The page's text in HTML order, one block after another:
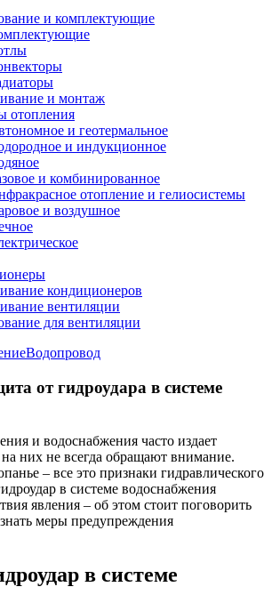
и комплектующие
и монтаж
отопления
и геотермальное
и индукционное
и комбинированное
отопление и гелиосистемы
и воздушное
кондиционеров
вентиляции
для вентиляции
Водопровод
от гидроудара в системе
и водоснабжения часто издает
них не всегда обращают внимание.
– все это признаки гидравлического
в системе водоснабжения
явления – об этом стоит поговорить
меры предупреждения
в системе